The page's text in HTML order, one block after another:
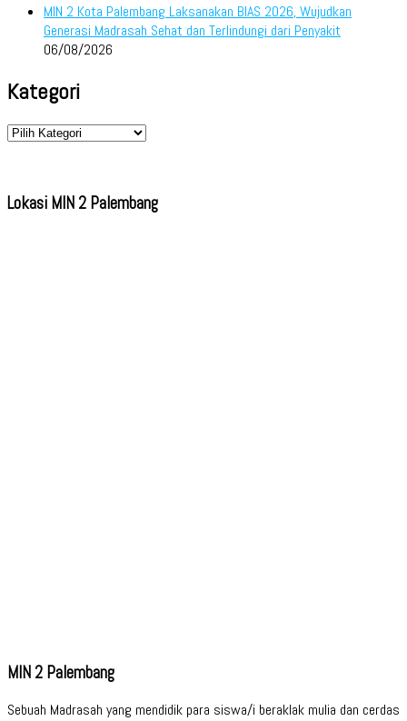
MIN 2 Kota Palembang Laksanakan BIAS 2026, Wujudkan
Generasi Madrasah Sehat dan Terlindungi dari Penyakit
06/08/2026
Kategori
Kategori
Lokasi MIN 2 Palembang
MIN 2 Palembang
Sebuah Madrasah yang mendidik para siswa/i beraklak mulia dan cerdas